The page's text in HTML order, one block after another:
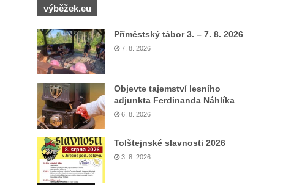
výběžek.eu
Příměstský tábor 3. – 7. 8. 2026
7. 8. 2026
Objevte tajemství lesního
adjunkta Ferdinanda Náhlíka
6. 8. 2026
Tolštejnské slavnosti 2026
3. 8. 2026